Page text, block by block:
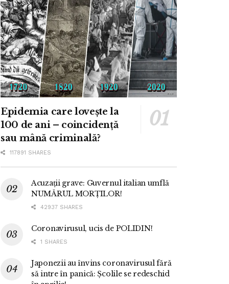
Epidemia care lovește la
100 de ani – coincidență
sau mână criminală?
117891 SHARES
Acuzații grave: Guvernul italian umflă
NUMĂRUL MORȚILOR!
42937 SHARES
Coronavirusul, ucis de POLIDIN!
1 SHARES
Japonezii au învins coronavirusul fără
să intre în panică: Școlile se redeschid